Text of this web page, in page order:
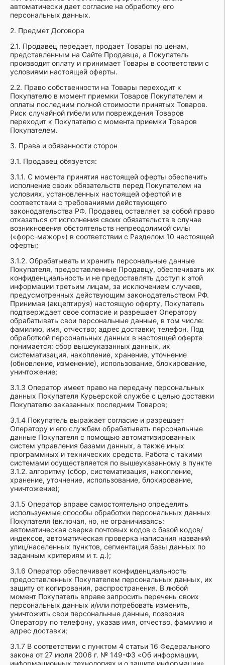
автоматически дает согласие на обработку его
персональных данных.
2. Предмет Договора
2.1. Продавец передает, продает Товары по ценам,
представленным на Сайте Продавца, а Покупатель
производит оплату и принимает Товары в соответствии с
условиями настоящей оферты.
2.2. Право собственности на Товары переходит к
Покупателю в момент приемки Товаров Покупателем и
оплаты последним полной стоимости принятых Товаров.
Риск случайной гибели или повреждения Товаров
переходит к Покупателю с момента приемки Товаров
Покупателем.
3. Права и обязанности сторон
3.1. Продавец обязуется:
3.1.1. С момента принятия настоящей оферты обеспечить
исполнение своих обязательств перед Покупателем на
условиях, установленных настоящей офертой и в
соответствии с требованиями действующего
законодательства РФ. Продавец оставляет за собой право
отказаться от исполнения своих обязательств в случае
возникновения обстоятельств непреодолимой силы
(«форс-мажор») в соответствии с Разделом 10 настоящей
оферты;
3.1.2. Обрабатывать и хранить персональные данные
Покупателя, предоставленные Продавцу, обеспечивать их
конфиденциальность и не предоставлять доступ к этой
информации третьим лицам, за исключением случаев,
предусмотренных действующим законодательством РФ.
Принимая (акцептируя) настоящую оферту, Покупатель
подтверждает свое согласие и разрешает Оператору
обрабатывать свои персональные данные, в том числе:
фамилию, имя, отчество; адрес доставки; телефон. Под
обработкой персональных данных в настоящей оферте
понимается: сбор вышеуказанных данных, их
систематизация, накопление, хранение, уточнение
(обновление, изменение), использование, блокирование,
уничтожение;
3.1.3 Оператор имеет право на передачу персональных
данных Покупателя Курьерской службе с целью доставки
Покупателю заказанных последним Товаров;
3.1.4 Покупатель выражает согласие и разрешает
Оператору и его службам обрабатывать персональные
данные Покупателя с помощью автоматизированных
систем управления базами данных, а также иных
программных и технических средств. Работа с такими
системами осуществляется по вышеуказанному в пункте
3.1.2. алгоритму (сбор, систематизация, накопление,
хранение, уточнение, использование, блокирование,
уничтожение);
3.1.5 Оператор вправе самостоятельно определять
используемые способы обработки персональных данных
Покупателя (включая, но, не ограничиваясь:
автоматическая сверка почтовых кодов с базой кодов/
индексов, автоматическая проверка написания названий
улиц/населенных пунктов, сегментация базы данных по
заданным критериям и т. д.);
3.1.6 Оператор обеспечивает конфиденциальность
предоставленных Покупателем персональных данных, их
защиту от копирования, распространения. В любой
момент Покупатель вправе запросить перечень своих
персональных данных и/или потребовать изменить,
уничтожить свои персональные данные, позвонив
Оператору по телефону, указав имя, отчество, фамилию и
адрес доставки;
3.1.7 В соответствии с пунктом 4 статьи 16 Федерального
закона от 27 июля 2006 г. № 149-ФЗ «Об информации,
информационных технологиях и о защите информации»